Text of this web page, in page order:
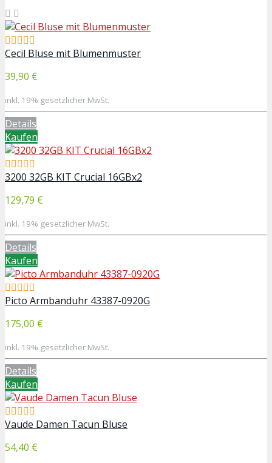
Cecil Bluse mit Blumenmuster
39,90 €
inkl. 19% gesetzlicher MwSt.
Details
Kaufen
3200 32GB KIT Crucial 16GBx2
129,79 €
inkl. 19% gesetzlicher MwSt.
Details
Kaufen
Picto Armbanduhr 43387-0920G
175,00 €
inkl. 19% gesetzlicher MwSt.
Details
Kaufen
Vaude Damen Tacun Bluse
54,40 €